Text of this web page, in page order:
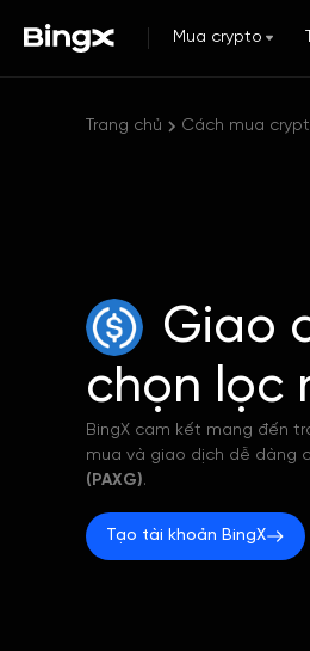
Mua crypto
Trang chủ Cách mua
Giao
chọn lọc
BingX cam kết mang đến
mua và giao dịch dễ dàng
(PAXG).
Tạo tài khoản BingX